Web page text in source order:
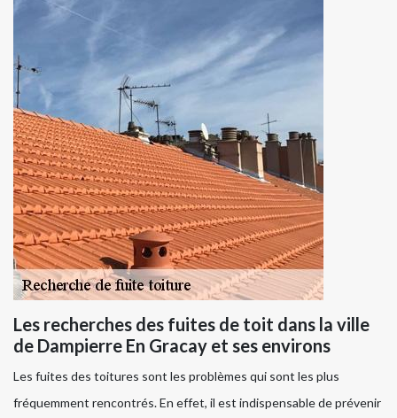
Les recherches des fuites de toit dans la ville
de Dampierre En Gracay et ses environs
Les fuites des toitures sont les problèmes qui sont les plus
fréquemment rencontrés. En effet, il est indispensable de prévenir